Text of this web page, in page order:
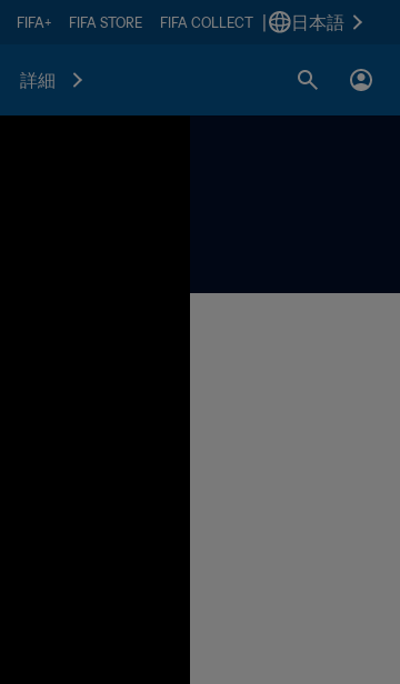
FIFA+ FIFA STORE FIFA COLLECT 日本語
詳細